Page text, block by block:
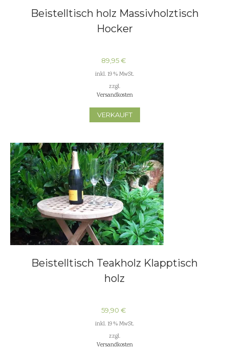
Beistelltisch holz Massivholztisch
Hocker
89,95€
inkl. 19 % MwSt.
zzgl.
Versandkosten
VERKAUFT
Beistelltisch Teakholz Klapptisch
holz
59,90 €
inkl. 19 % MwSt.
zzgl.
Versandkosten